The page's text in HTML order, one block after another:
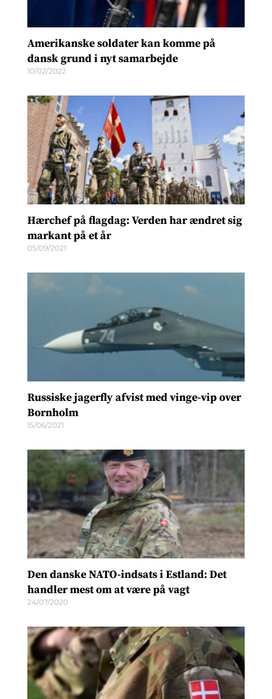
Amerikanske soldater kan komme på
dansk grund i nyt samarbejde
10/02/2022
Hærchef på flagdag: Verden har ændret sig
markant på et år
05/09/2021
Russiske jagerfly afvist med vinge-vip over
Bornholm
15/06/2021
Den danske NATO-indsats i Estland: Det
handler mest om at være på vagt
24/07/2020